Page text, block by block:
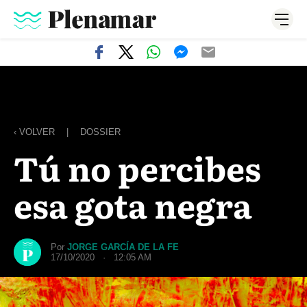
‹ VOLVER DOSSIER
Tú no percibes
esa gota negra
Por JORGE GARCÍA DE LA FE
17/10/2020 · 12:05 AM